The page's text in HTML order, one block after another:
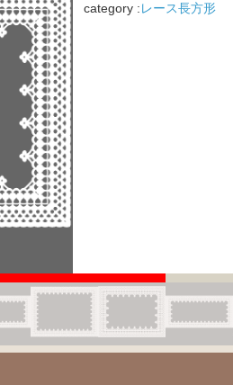
category : レース長方形